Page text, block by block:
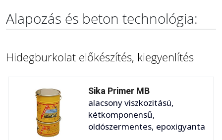
Alapozás és beton technológia:
Hidegburkolat előkészítés, kiegyenlítés
Sika Primer MB
alacsony viszkozitású,
kétkomponensű,
oldószermentes, epoxigyanta